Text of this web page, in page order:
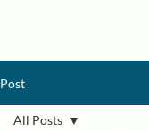
Post
All Posts